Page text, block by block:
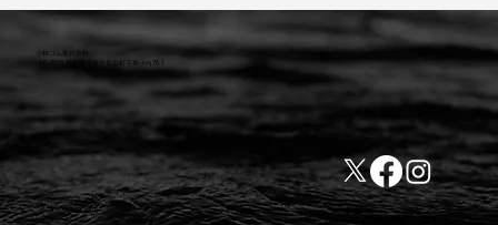
小林ゴム株式会社
441-8016 愛知県豊橋市新栄町字東小向76-1
TEL:0532-31-4646
FAX:0532-32-6810
​会社概要